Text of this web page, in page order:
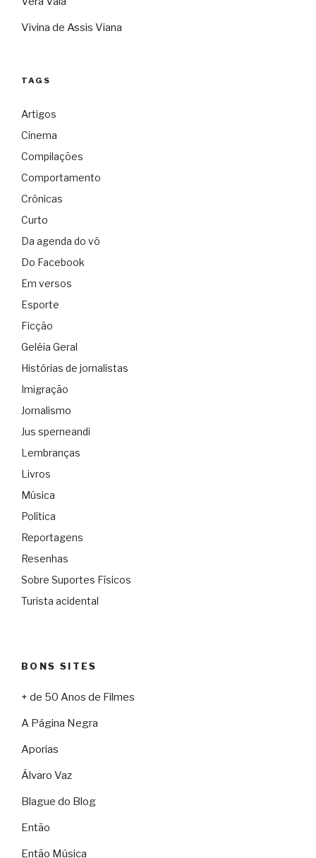
Vivina de Assis Viana
TAGS
Artigos
Cinema
Compilações
Comportamento
Crônicas
Curto
Da agenda do vô
Do Facebook
Em versos
Esporte
Ficção
Geléia Geral
Histórias de jornalistas
Imigração
Jornalismo
Jus sperneandi
Lembranças
Livros
Música
Política
Reportagens
Resenhas
Sobre Suportes Físicos
Turista acidental
BONS SITES
+ de 50 Anos de Filmes
A Página Negra
Aporias
Álvaro Vaz
Blague do Blog
Então
Então Música